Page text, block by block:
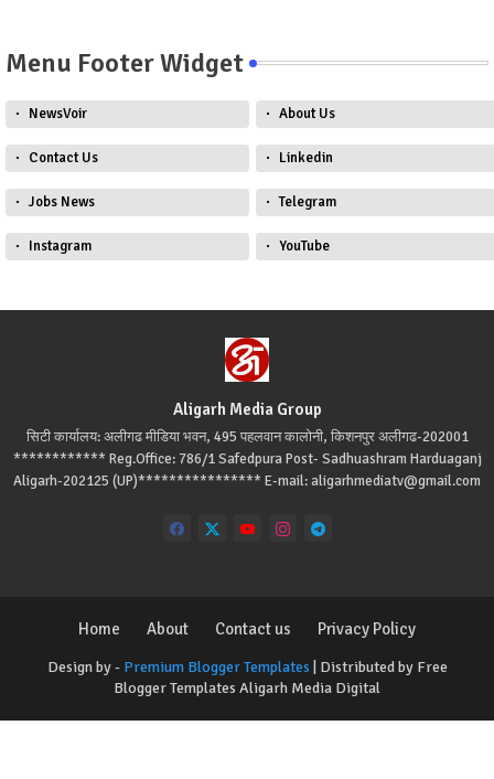
Menu Footer Widget
NewsVoir About Us
Contact Us Linkedin
Jobs News Telegram
Instagram YouTube
Aligarh Media Group
सिटी कार्यालय: अलीगढ मीडिया भवन, 495 पहलवान कालोनी, किशनपुर अलीगढ-202001
************ Reg.Office: 786/1 Safedpura Post- Sadhuashram Harduaganj
Aligarh-202125 (UP)**************** E-mail: aligarhmediatv@gmail.com
Design by - Premium Blogger Templates | Distributed by Free
Blogger Templates Aligarh Media Digital
Home About Contact us Privacy Policy